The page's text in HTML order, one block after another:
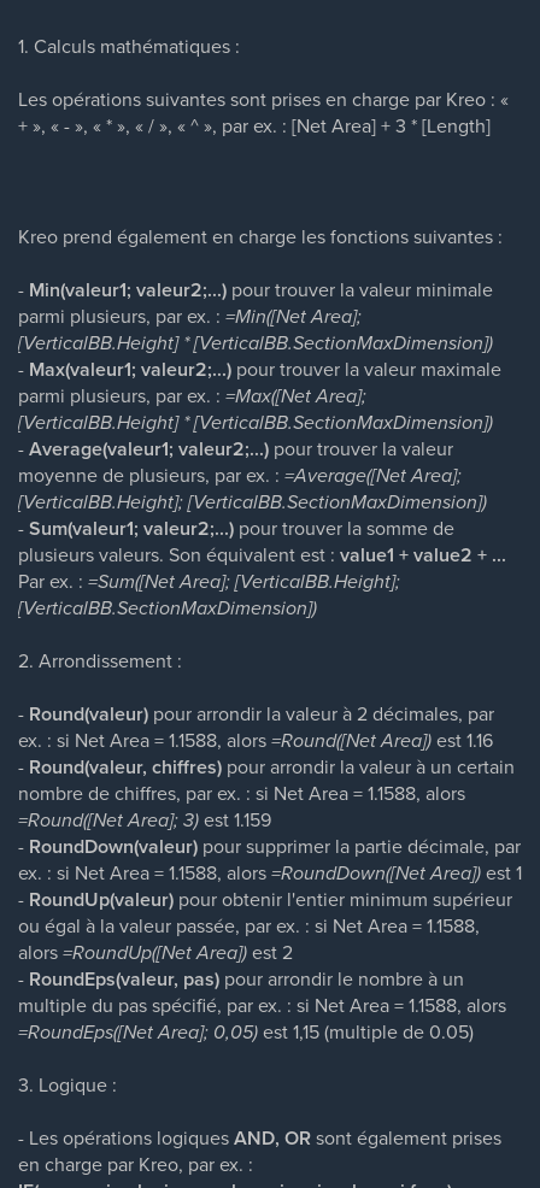
1. Calculs mathématiques :
Les opérations suivantes sont prises en charge par Kreo : «
+ », « - », « * », « / », « ^ », par ex. : [Net Area] + 3 * [Length]
Kreo prend également en charge les fonctions suivantes :
- Min(valeur1; valeur2;...) pour trouver la valeur minimale
parmi plusieurs, par ex. : =Min([Net Area];
[VerticalBB.Height] * [VerticalBB.SectionMaxDimension])
- Max(valeur1; valeur2;...) pour trouver la valeur maximale
parmi plusieurs, par ex. : =Max([Net Area];
[VerticalBB.Height] * [VerticalBB.SectionMaxDimension])
-Average(valeur1; valeur2;...) pour trouver la valeur
moyenne de plusieurs, par ex. : =Average([Net Area];
[VerticalBB.Height]; [VerticalBB.SectionMaxDimension])
-Sum(valeur1; valeur2;...) pour trouver la somme de
plusieurs valeurs. Son équivalent est : value1 + value2 + ...
Par ex. : =Sum([Net Area]; [VerticalBB.Height];
[VerticalBB.SectionMaxDimension])
2. Arrondissement :
- Round(valeur) pour arrondir la valeur à 2 décimales, par
ex. : si Net Area = 1.1588, alors=Round([Net Area])est 1.16
- Round(valeur, chiffres) pour arrondir la valeur à un certain
nombre de chiffres, par ex. : si Net Area = 1.1588, alors
=Round([Net Area]; 3)est 1.159
- RoundDown(valeur) pour supprimer la partie décimale, par
ex. : si Net Area = 1.1588, alors=RoundDown([Net Area])est 1
- RoundUp(valeur) pour obtenir l'entier minimum supérieur
ou égal à la valeur passée, par ex. : si Net Area = 1.1588,
alors=RoundUp([Net Area])est 2
- RoundEps(valeur, pas) pour arrondir le nombre à un
multiple du pas spécifié, par ex. : si Net Area = 1.1588, alors
=RoundEps([Net Area]; 0,05)est 1,15 (multiple de 0.05)
3. Logique :
- Les opérations logiquesAND, ORsont également prises
en charge par Kreo, par ex. :